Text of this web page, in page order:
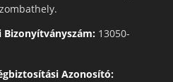
Bizonyítványszám:13050-
Azonosító: